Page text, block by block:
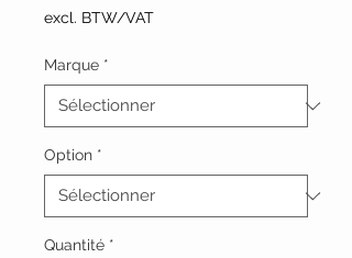
excl. BTW/VAT
Marque *
Option *
Quantité *